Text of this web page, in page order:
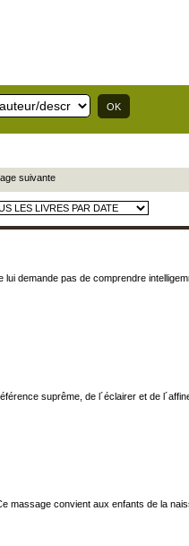
suivante
demande pas de comprendre
suprême, de l´éclairer et de
convient aux enfants de la